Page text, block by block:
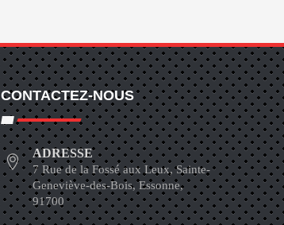
CONTACTEZ-NOUS
ADRESSE
7 Rue de la Fossé aux Leux, Sainte-
Geneviève-des-Bois, Essonne,
91700